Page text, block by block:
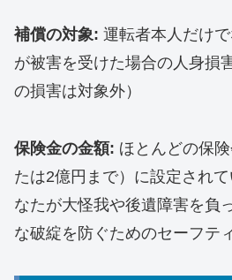
補償の対象: 運転者本人だけ
が被害を受けた場合の人身損
の損害は対象外）
保険金の金額: ほとんどの保
たは2億円まで）に設定され
なたが大怪我や後遺障害を負
な破綻を防ぐためのセーフテ